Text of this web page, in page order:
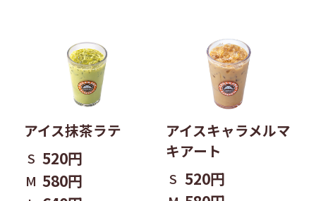
アイス抹茶ラテ
S 520円
M 580円
アイスキャラメルマ
キアート
S 520円